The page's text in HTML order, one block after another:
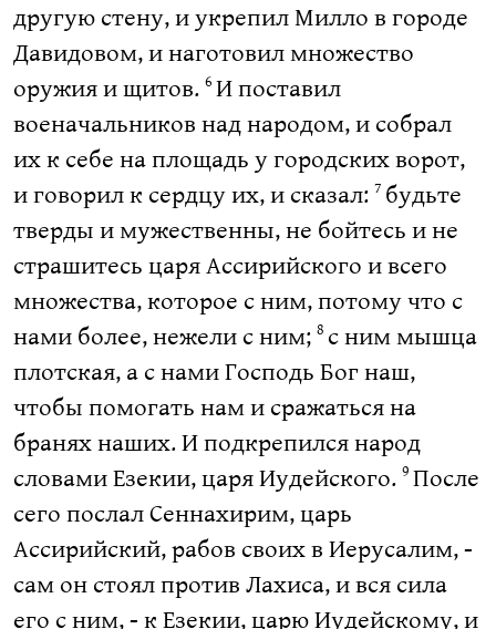
другую стену, и укрепил Милло в городе
Давидовом, и наготовил множество
оружия и щитов. 6 И поставил
военачальников над народом, и собрал
их к себе на площадь у городских ворот,
и говорил к сердцу их, и сказал: 7 будьте
тверды и мужественны, не бойтесь и не
страшитесь царя Ассирийского и всего
множества, которое с ним, потому что с
нами более, нежели с ним; 8 с ним мышца
плотская, а с нами Господь Бог наш,
чтобы помогать нам и сражаться на
бранях наших. И подкрепился народ
словами Езекии, царя Иудейского. 9 После
сего послал Сеннахирим, царь
Ассирийский, рабов своих в Иерусалим, -
сам он стоял против Лахиса, и вся сила
его с ним, - к Езекии, царю Иудейскому, и